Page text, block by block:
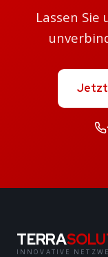
Lassen Sie
Jetzt
TERRA
INNOVATIVE